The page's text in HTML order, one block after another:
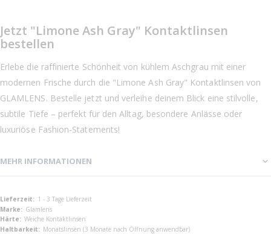
Jetzt "Limone Ash Gray" Kontaktlinsen
bestellen
Erlebe die raffinierte Schönheit von kühlem Aschgrau mit einer
modernen Frische durch die "Limone Ash Gray" Kontaktlinsen von
GLAMLENS. Bestelle jetzt und verleihe deinem Blick eine stilvolle,
subtile Tiefe – perfekt für den Alltag, besondere Anlässe oder
luxuriöse Fashion-Statements!
MEHR INFORMATIONEN
Mehr
Informationen
1 - 3 Tage Lieferzeit
Glamlens
Weiche Kontaktlinsen
Monatslinsen (3 Monate nach Öffnung anwendbar)